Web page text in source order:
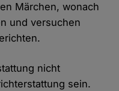
Märchen, wonach
und versuchen
nicht
sein.